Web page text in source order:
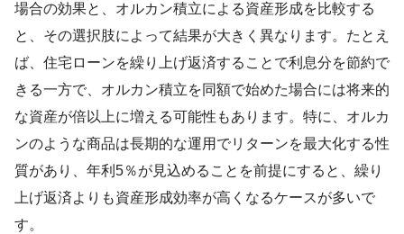
場合の効果と、オルカン積立による資産形成を比較する
と、その選択肢によって結果が大きく異なります。たとえ
ば、住宅ローンを繰り上げ返済することで利息分を節約で
きる一方で、オルカン積立を同額で始めた場合には将来的
な資産が倍以上に増える可能性もあります。特に、オルカ
ンのような商品は長期的な運用でリターンを最大化する性
質があり、年利5％が見込めることを前提にすると、繰り
上げ返済よりも資産形成効率が高くなるケースが多いで
す。